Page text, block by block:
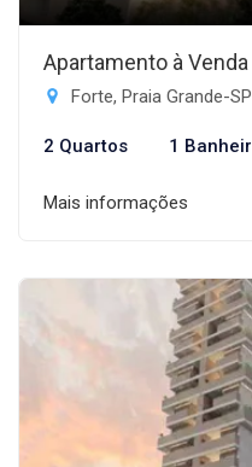
Apartamento à
Forte, Praia Grande-SP
2 Quartos 1
Mais informações